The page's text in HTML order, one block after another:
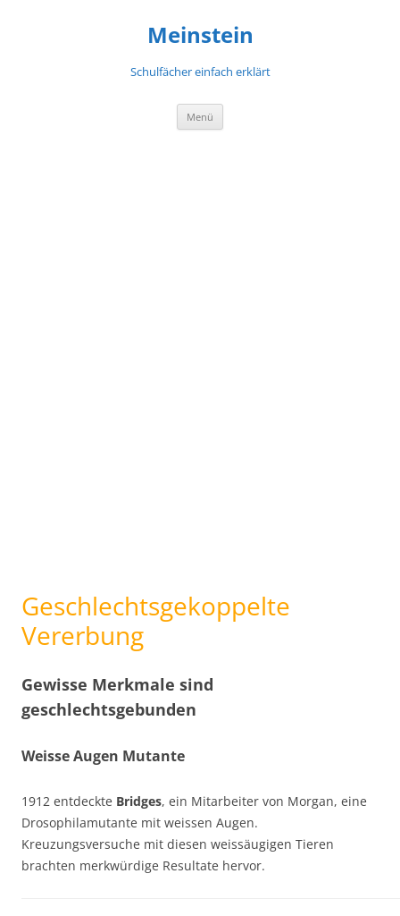
Meinstein
Schulfächer einfach erklärt
Menü
Geschlechtsgekoppelte
Vererbung
Gewisse Merkmale sind
geschlechtsgebunden
Weisse Augen Mutante
1912 entdeckte Bridges, ein Mitarbeiter von Morgan, eine
Drosophilamutante mit weissen Augen.
Kreuzungsversuche mit diesen weissäugigen Tieren
brachten merkwürdige Resultate hervor.